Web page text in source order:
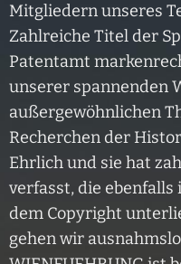
Mitgliedern unseres
Zahlreiche Titel der
Patentamt
unserer spannenden
außergewöhnlichen
Recherchen der
Ehrlich und sie hat
verfasst, die
dem Copyright
gehen wir